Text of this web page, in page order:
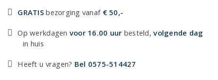
GRATIS bezorging vanaf € 50,-
Op werkdagen voor 16.00 uur besteld,volgende dag
in huis
Heeft u vragen? Bel 0575-514427